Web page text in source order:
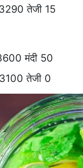
तेजी 15
मंदी 50
तेजी 0